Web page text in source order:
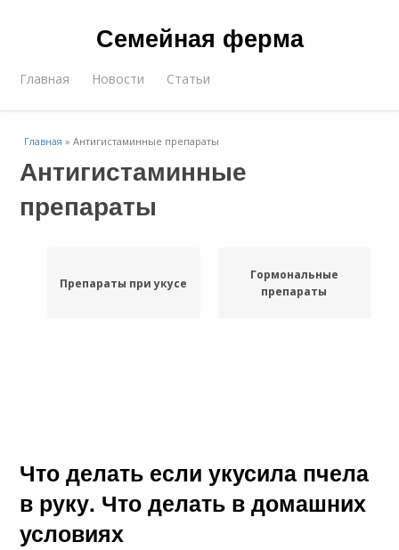
Семейная ферма
Главная Новости Статьи
Главная »Антигистаминные препараты
Антигистаминные
препараты
Препараты при укусе
Гормональные
препараты
Что делать если укусила пчела
в руку. Что делать в домашних
условиях